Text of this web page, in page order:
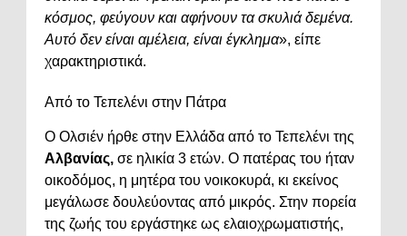
κόσμος, φεύγουν και αφήνουν τα σκυλιά δεμένα.
Αυτό δεν είναι αμέλεια, είναι έγκλημα», είπε
χαρακτηριστικά.
Από το Τεπελένι στην Πάτρα
Ο Ολσιέν ήρθε στην Ελλάδα από το Τεπελένι της
Αλβανίας, σε ηλικία 3 ετών. Ο πατέρας του ήταν
οικοδόμος, η μητέρα του νοικοκυρά, κι εκείνος
μεγάλωσε δουλεύοντας από μικρός. Στην πορεία
της ζωής του εργάστηκε ως ελαιοχρωματιστής,